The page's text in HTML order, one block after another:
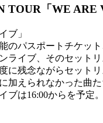
TOUR「WE
ブ」
のパスポートチケッ
ライブ、そのセット
に残念ながらセット
加えられなかった曲
ブは16:00からを予定。